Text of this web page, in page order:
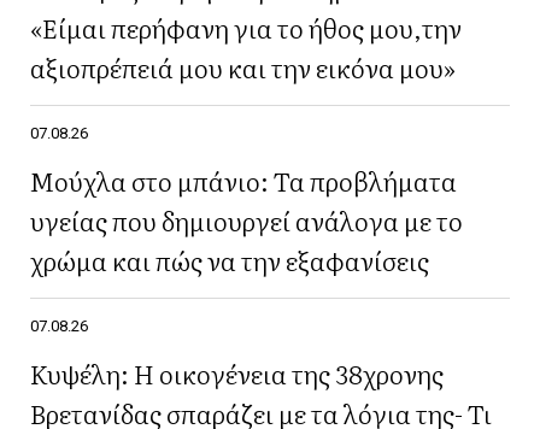
«Είμαι περήφανη για το ήθος μου,την
αξιοπρέπειά μου και την εικόνα μου»
07.08.26
Μούχλα στο μπάνιο: Τα προβλήματα
υγείας που δημιουργεί ανάλογα με το
χρώμα και πώς να την εξαφανίσεις
07.08.26
Κυψέλη: Η οικογένεια της 38χρονης
Βρετανίδας σπαράζει με τα λόγια της- Τι